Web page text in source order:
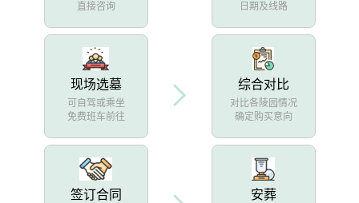
直接咨询
日期及线路
现场选墓
可自驾或乘坐
免费班车前往
综合对比
对比各陵园情况
确定购买意向
签订合同 安葬